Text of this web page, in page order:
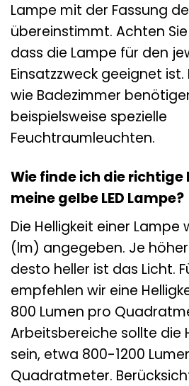
Lampe mit der Fassung
übereinstimmt. Achten
dass die Lampe für den
Einsatzzweck geeignet
wie Badezimmer
beispielsweise spezielle
Feuchtraumleuchten.
Wie finde ich die
meine gelbe LED Lampe?
Die Helligkeit einer Lampe
(lm) angegeben. Je
desto heller ist das Licht.
empfehlen wir eine
800 Lumen pro
Arbeitsbereiche sollte die
sein, etwa 800-1200
Quadratmeter.